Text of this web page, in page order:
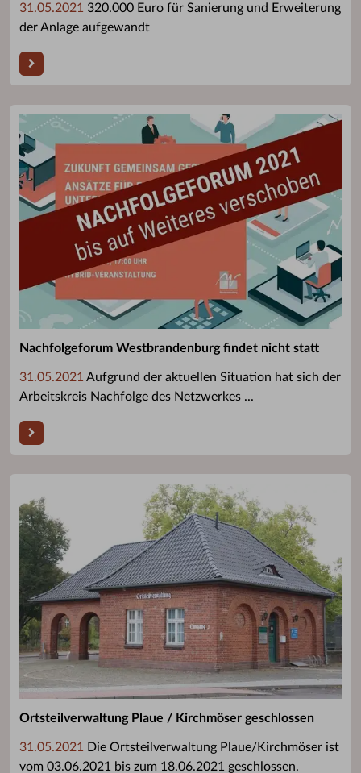
31.05.2021 320.000 Euro für Sanierung und Erweiterung
der Anlage aufgewandt
Nachfolgeforum Westbrandenburg findet nicht statt
31.05.2021 Aufgrund der aktuellen Situation hat sich der
Arbeitskreis Nachfolge des Netzwerkes ...
Ortsteilverwaltung Plaue / Kirchmöser geschlossen
31.05.2021
Die Ortsteilverwaltung Plaue/Kirchmöser ist
vom 03.06.2021 bis zum 18.06.2021 geschlossen.